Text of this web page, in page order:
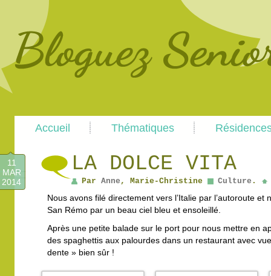
menuAccueil Thématiques
LA DOLCE VITA
11
MAR
2014
Par Anne , Marie-Christine Culture .
Nous avons filé directement vers l’Italie par l’autoroute et
San Rémo par un beau ciel bleu et ensoleillé.
Après une petite balade sur le port pour nous mettre en
des spaghettis aux palourdes dans un restaurant avec
dente » bien sûr !